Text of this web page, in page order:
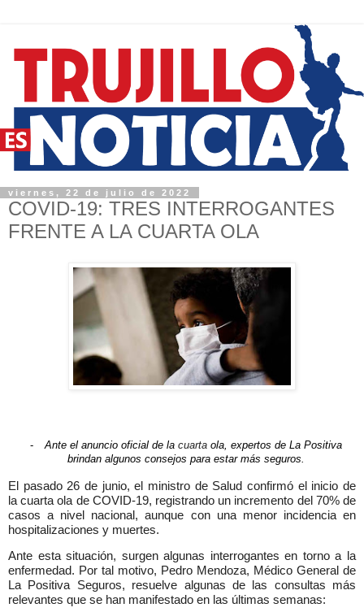
viernes, 22 de julio de 2022
COVID-19: TRES INTERROGANTES
FRENTE A LA CUARTA OLA
- Ante el anuncio oficial de la cuarta ola, expertos de La Positiva
brindan algunos consejos para estar más seguros.
El pasado 26 de junio, el ministro de Salud confirmó el inicio de
lacuarta olade COVID-19, registrando un incremento del 70% de
casos a nivel nacional, aunque con una menor incidencia en
hospitalizaciones y muertes.
Ante esta situación, surgen algunas interrogantes en torno a la
enfermedad. Por tal motivo, Pedro Mendoza, Médico General de
La Positiva Seguros, resuelve algunas de las consultas más
relevantes que se han manifestado en las últimas semanas: